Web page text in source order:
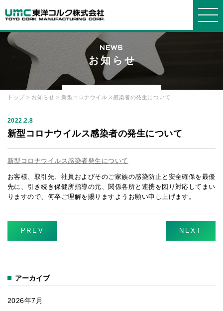
東洋コルクについて ABOUT
事業紹介 WORKS
コルク
について
設備
ナルオーダ
ー
製品紹介 PRODUCTS
箱物
断熱
材・緩衝材
木
リプロピレ
ン
立ベッド
「床にポ
会社情報 COMPANY
品質・
環境方針
社長メ
ッセージ
念
歴史
採用情
お知らせ・よくある質問
INFORMATION
シー
NEWS
お知らせ
トップ > お知らせ > 新型コロナウイルス感染者の発生について
2022.2.8
新型コロナウイルス感染者の発生について
新型コロナウイルス感染者発生について
お客様、取引先、社員およびそのご家族の感染防止と安全確保を最優
先に、引き続き保健所指導の元、関係各所と連携を図り対応してまい
りますので、何卒ご理解を賜りますようお願い申し上げます。
PREV NEXT
アーカイブ
2026年7月